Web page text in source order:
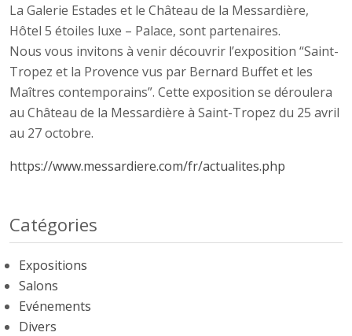
La Galerie Estades et le Château de la Messardière,
Hôtel 5 étoiles luxe – Palace, sont partenaires.
Nous vous invitons à venir découvrir l’exposition “Saint-
Tropez et la Provence vus par Bernard Buffet et les
Maîtres contemporains”. Cette exposition se déroulera
au Château de la Messardière à Saint-Tropez du 25 avril
au 27 octobre.
https://www.messardiere.com/fr/actualites.php
Catégories
Expositions
Salons
Evénements
Divers